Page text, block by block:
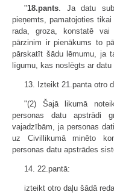
"18.pants . Ja datu
pieņemts, pamatojoties
rada, groza, konstatē vai
pārzinim ir pienākums to
pārskatīt šādu lēmumu, ja
līgumu, kas noslēgts ar datu
13. Izteikt 21.panta otro
"(2) Šajā likumā
personas datu apstrādi
vajadzībām, ja personas
uz Civillikumā minēto
personas datu apstrādes
14. 22.pantā:
izteikt otro daļu šādā